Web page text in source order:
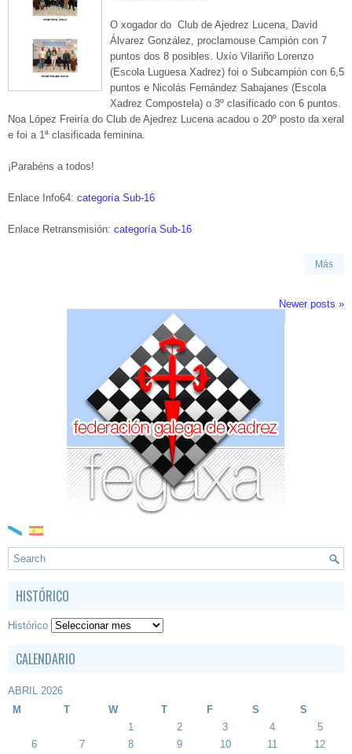
O xogador do Club de Ajedrez Lucena, David
Álvarez González, proclamouse Campión con 7
puntos dos 8 posibles. Uxío Vilariño Lorenzo
(Escola Luguesa Xadrez) foi o Subcampión con 6,5
puntos e Nicolás Fernández Sabajanes (Escola
Xadrez Compostela) o 3º clasificado con 6 puntos.
Noa López Freiría do Club de Ajedrez Lucena acadou o 20º posto da xeral
e foi a 1ª clasificada feminina.
¡Parabéns a todos!
Enlace Info64: categoría Sub-16
Enlace Retransmisión: categoría Sub-16
Más
Newer posts »
HISTÓRICO
Histórico
CALENDARIO
ABRIL 2026
M
T W T F S S
1 2 3 4
5
6
7 8 9 10 11
12